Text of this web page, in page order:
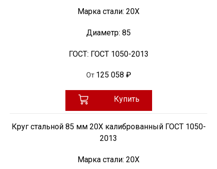
Марка стали: 20Х
Диаметр: 85
ГОСТ: ГОСТ 1050-2013
От 125 058 ₽
Купить
Круг стальной 85 мм 20Х калиброванный ГОСТ 1050-
2013
Марка стали: 20Х